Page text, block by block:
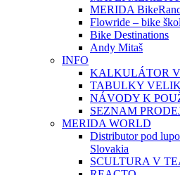
MERIDA
Flowride – bike
Bike Destinations
Andy Mitaš
INFO
KALKULÁTOR
TABULKY
NÁVODY K
SEZNAM
MERIDA WORLD
Distributor pod
Slovakia
SCULTURA V